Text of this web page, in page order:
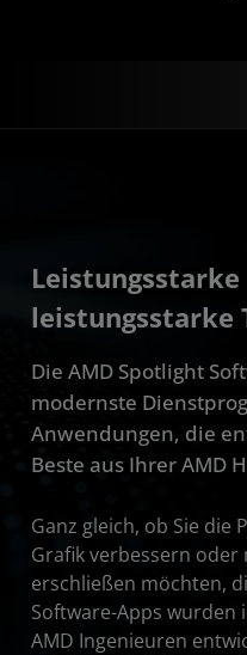
Leistungsstarke
leistungsstarke
Die AMD Spotlight
modernste
Anwendungen, die
Beste aus Ihrer AMD
Ganz gleich, ob Sie
Grafik verbessern
erschließen möchten,
Software-Apps
AMD Ingenieuren